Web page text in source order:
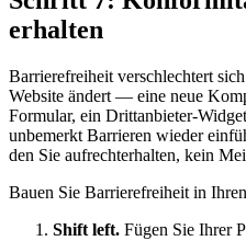
erhalten
Barrierefreiheit verschlechtert
Website ändert — eine neue
Formular, ein Drittanbieter-
unbemerkt Barrieren wieder
den Sie aufrechterhalten, kein
Bauen Sie Barrierefreiheit in
Shift left. Fügen Sie Ihrer